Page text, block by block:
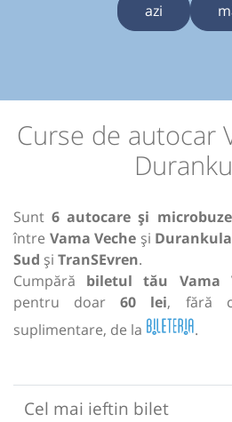
azi
Curse de autocar
Sunt6 autocare și microbuze
între Vama Veche și
Sud și TranSEvren.
Cumpără biletul tău Vama
pentru doar60 lei, fără
suplimentare, de la
.
Cel mai ieftin bilet